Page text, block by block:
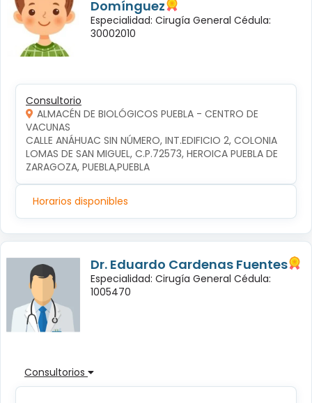
Domínguez
Especialidad: Cirugía General Cédula:
30002010
Consultorio
ALMACÉN DE BIOLÓGICOS PUEBLA - CENTRO DE
VACUNAS
CALLE ANÁHUAC SIN NÚMERO, INT.EDIFICIO 2, COLONIA
LOMAS DE SAN MIGUEL, C.P.72573, HEROICA PUEBLA DE
ZARAGOZA, PUEBLA,PUEBLA
Horarios disponibles
Dr. Eduardo Cardenas Fuentes
Especialidad: Cirugía General Cédula:
1005470
Consultorios